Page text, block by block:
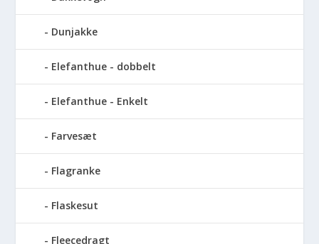
Dunjakke
Elefanthue - dobbelt
Elefanthue - Enkelt
Farvesæt
Flagranke
Flaskesut
Fleecedragt